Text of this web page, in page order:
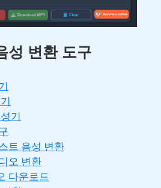
성 변환 도구
기
트 음성 변환
오 변환
다운로드